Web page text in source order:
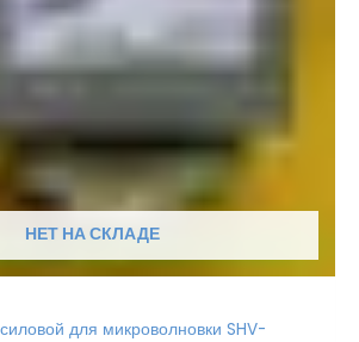
НЕТ НА СКЛАДЕ
для микроволновки SHV-